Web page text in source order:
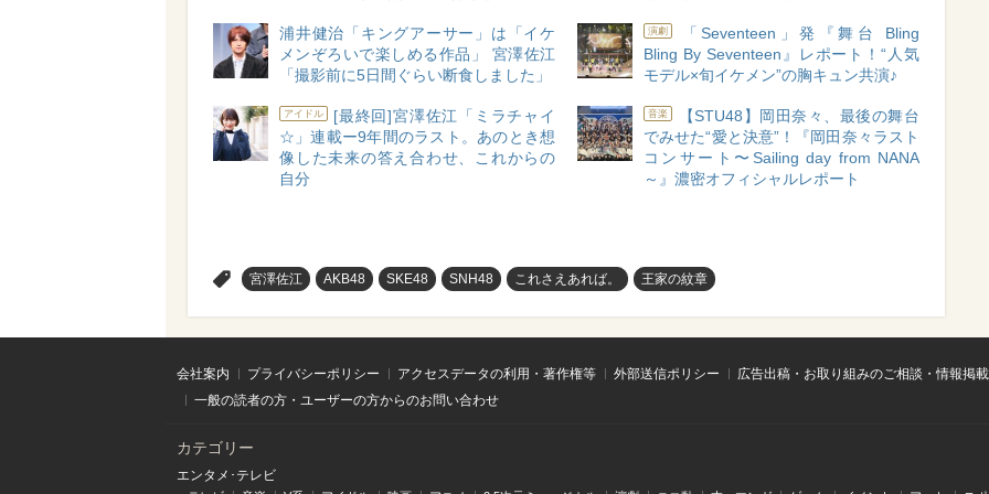
浦井健治「キングアーサー」は「イケ
メンぞろいで楽しめる作品」 宮澤佐江
「撮影前に5日間ぐらい断食しました」
演劇
「Seventeen」発『舞台 Bling
Bling By Seventeen』レポート！“人気
モデル×旬イケメン”の胸キュン共演♪
アイドル
[最終回]宮澤佐江「ミラチャイ
☆」連載ー9年間のラスト。あのとき想
像した未来の答え合わせ、これからの
自分
音楽
【STU48】岡田奈々、最後の舞台
でみせた“愛と決意”！『岡田奈々ラスト
コンサート〜Sailing day from NANA
～』濃密オフィシャルレポート
宮澤佐江 AKB48 SKE48 SNH48 これさえあれば。 王家の紋章
会社案内 プライバシーポリシー アクセスデータの利用・著作権等 外部送信ポリシー
広告出稿・お取り組みのご相談・情報掲
一般の読者の方・ユーザーの方からのお問い合わせ
カテゴリー
エンタメ･テレビ